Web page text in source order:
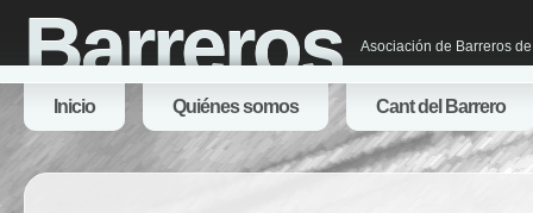
Barreros Asociación de Barreros
Inicio Quiénes somos Cant del Barrero